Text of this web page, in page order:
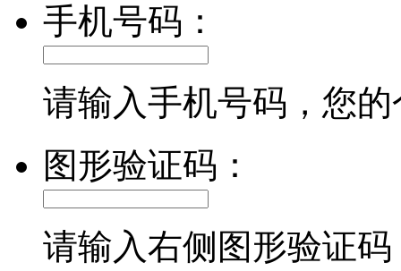
手机号码：
请输入手机号码，您
图形验证码：
请输入右侧图形验证码